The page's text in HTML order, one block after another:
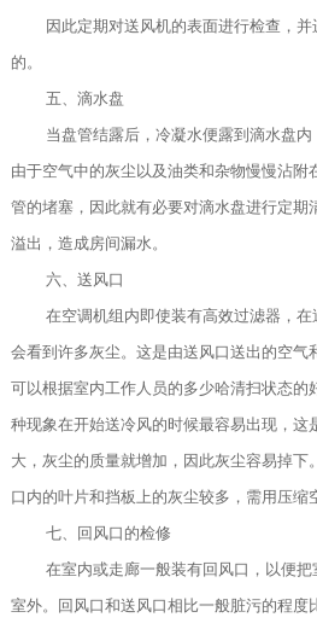
因此定期对送风机的表面进行检查，
的。
五、滴水盘
当盘管结露后，冷凝水便露到滴水盘内
由于空气中的灰尘以及油类和杂物慢慢沾附
管的堵塞，因此就有必要对滴水盘进行定期
溢出，造成房间漏水。
六、送风口
在空调机组内即使装有高效过滤器，
会看到许多灰尘。这是由送风口送出的空气
可以根据室内工作人员的多少哈清扫状态的
种现象在开始送冷风的时候最容易出现，这
大，灰尘的质量就增加，因此灰尘容易掉下
口内的叶片和挡板上的灰尘较多，需用压缩
七、回风口的检修
在室内或走廊一般装有回风口，以便
室外。回风口和送风口相比一般脏污的程度